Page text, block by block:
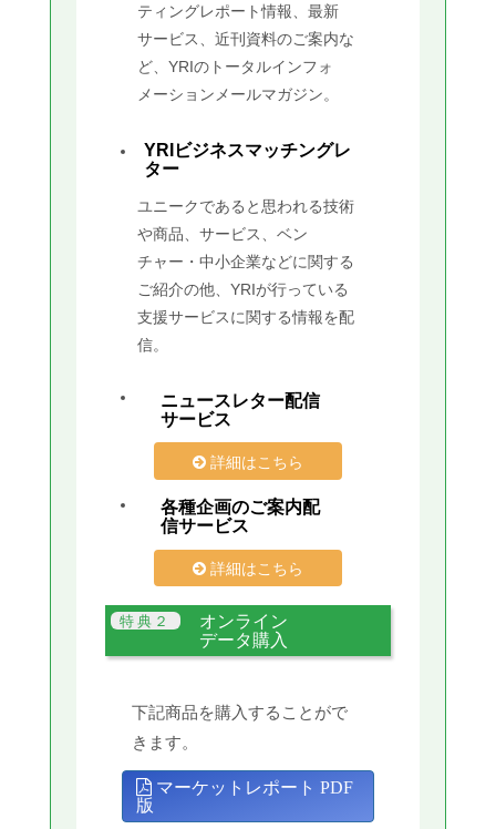
ティングレポート情報、最新
サービス、近刊資料のご案内な
ど、YRIのトータルインフォ
メーションメールマガジン。
YRIビジネスマッチングレ
ター
ユニークであると思われる技術
や商品、サービス、ベン
チャー・中小企業などに関する
ご紹介の他、YRIが行っている
支援サービスに関する情報を配
信。
ニュースレター配信
サービス
詳細はこちら
各種企画のご案内配
信サービス
詳細はこちら
オンライン
データ購入
下記商品を購入することがで
きます。
マーケットレポート PDF
版